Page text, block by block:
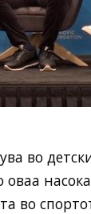
во
оваа
во